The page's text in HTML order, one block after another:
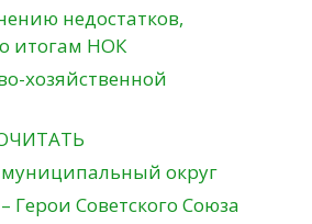
недостатков,
итогам НОК
хозяйственной
округ
Герои Советского Союза